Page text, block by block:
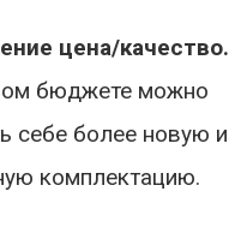
цена/качество.
бюджете можно
себе более новую и
комплектацию.